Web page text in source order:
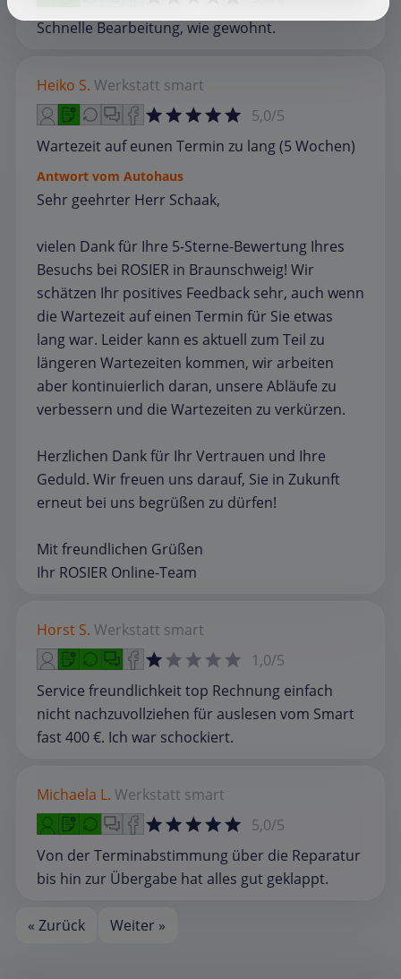
Schnelle Bearbeitung, wie gewohnt.
Heiko S. Werkstatt smart
5,0/5
Wartezeit auf eunen Termin zu lang (5 Wochen)
Antwort vom Autohaus
Sehr geehrter Herr Schaak,
vielen Dank für Ihre 5-Sterne-Bewertung Ihres
Besuchs bei ROSIER in Braunschweig! Wir
schätzen Ihr positives Feedback sehr, auch wenn
die Wartezeit auf einen Termin für Sie etwas
lang war. Leider kann es aktuell zum Teil zu
längeren Wartezeiten kommen, wir arbeiten
aber kontinuierlich daran, unsere Abläufe zu
verbessern und die Wartezeiten zu verkürzen.
Herzlichen Dank für Ihr Vertrauen und Ihre
Geduld. Wir freuen uns darauf, Sie in Zukunft
erneut bei uns begrüßen zu dürfen!
Mit freundlichen Grüßen
Ihr ROSIER Online-Team
Horst S. Werkstatt smart
1,0/5
Service freundlichkeit top Rechnung einfach
nicht nachzuvollziehen für auslesen vom Smart
fast 400 €. Ich war schockiert.
Michaela L. Werkstatt smart
5,0/5
Von der Terminabstimmung über die Reparatur
bis hin zur Übergabe hat alles gut geklappt.
« Zurück Weiter »